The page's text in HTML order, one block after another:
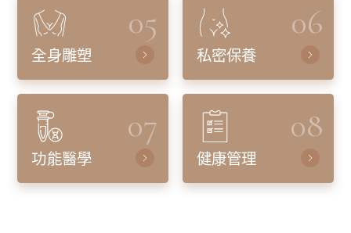
05
全身雕塑
06
私密保養
07
功能醫學
08
健康管理